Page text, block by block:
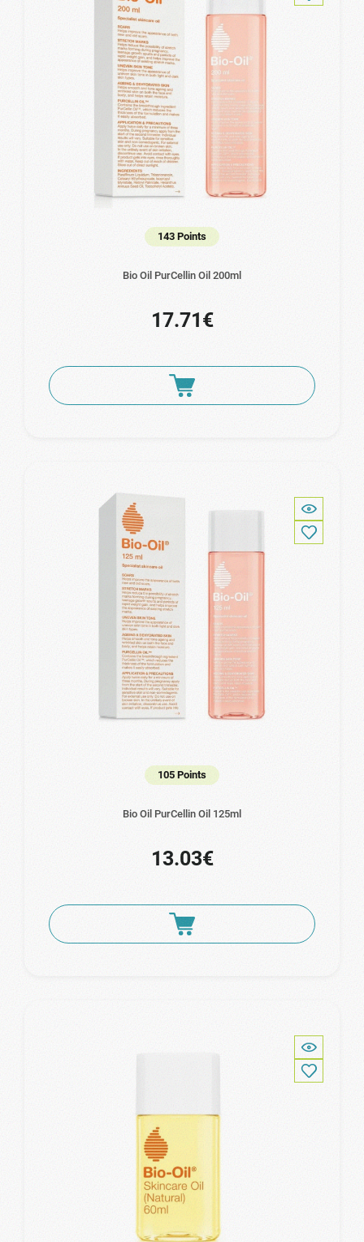
143 Points
Bio Oil PurCellin Oil 200ml
17.71€
105 Points
Bio Oil PurCellin Oil 125ml
13.03€